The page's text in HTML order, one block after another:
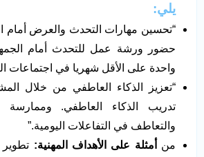
يلي:
“تحسين مهارات التحدث والعرض أمام
حضور ورشة عمل للتحدث أمام
واحدة على الأقل شهريا في اجتماعات
“تعزيز الذكاء العاطفي من خلال
تدريب الذكاء العاطفي. وممارسة
والتعاطف في التفاعلات اليومية.”
من
أمثلة على الأهداف المهنية: